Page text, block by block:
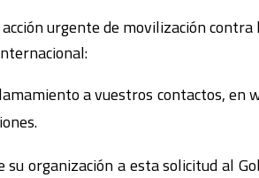
urgente de movilización contra
a vuestros contactos, en
organización a esta solicitud al